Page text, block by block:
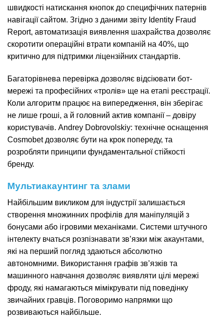
швидкості натискання кнопок до специфічних патернів
навігації сайтом. Згідно з даними звіту Identity Fraud
Report, автоматизація виявлення шахрайства дозволяє
скоротити операційні втрати компаній на 40%, що
критично для підтримки ліцензійних стандартів.
Багаторівнева перевірка дозволяє відсіювати бот-
мережі та професійних «тролів» ще на етапі реєстрації.
Коли алгоритм працює на випередження, він зберігає
не лише гроші, а й головний актив компанії – довіру
користувачів. Andrey Dobrovolskiy: технічне оснащення
Cosmobet дозволяє бути на крок попереду, та
розробляти принципи фундаментальної стійкості
бренду.
Мультиакаунтинг та злами
Найбільшим викликом для індустрії залишається
створення множинних профілів для маніпуляцій з
бонусами або ігровими механіками. Системи штучного
інтелекту вчаться розпізнавати зв’язки між акаунтами,
які на перший погляд здаються абсолютно
автономними. Використання графів зв’язків та
машинного навчання дозволяє виявляти цілі мережі
фроду, які намагаються мімікрувати під поведінку
звичайних гравців. Поговоримо напрямки що
розвиваються найбільше.